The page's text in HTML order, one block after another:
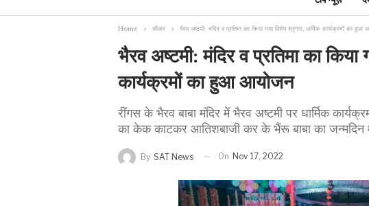
Home सीकर भैरव अष्टमी: मंदिर व प्रतिमा का किया गया विशेष श्रृंगार, धार्मिक कार्यक्रमों का हुआ
भैरव अष्टमी: मंदिर व प्रतिमा का किया
कार्यक्रमों का हुआ आयोजन
रींगस के भैरव बाबा मंदिर में भैरव अष्टमी पर धार्मिक
का केक काटकर आतिशबाजी कर के भैंरू बाबा का जन्मदिन
By SAT News On Nov 17, 2022